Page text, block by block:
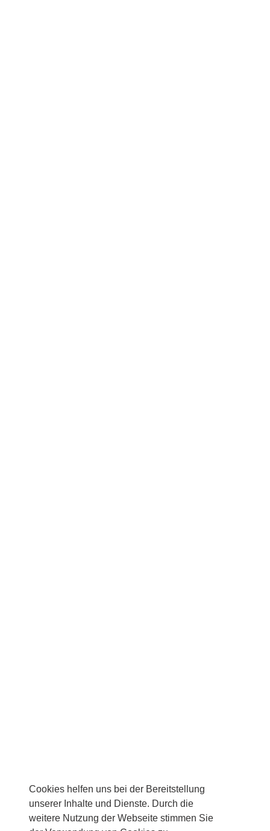
Cookies helfen uns bei der Bereitstellung
unserer Inhalte und Dienste. Durch die
weitere Nutzung der Webseite stimmen Sie